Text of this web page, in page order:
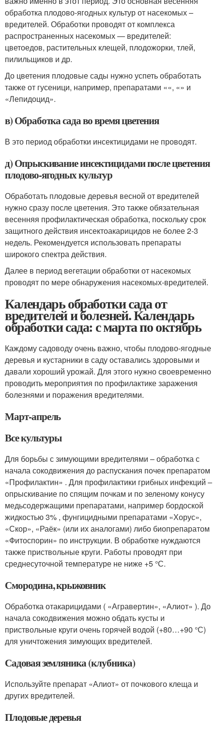
обработка плодово-ягодных культур от насекомых –
вредителей. Обработки проводят от комплекса
распространенных насекомых — вредителей:
цветоедов, растительных клещей, плодожорки, тлей,
пилильщиков и др.
До цветения плодовые сады нужно успеть обработать
также от гусеници, например, препаратами ««, «» и
«Лепидоцид».
в) Обработка сада во время цветения
В это период обработки инсектицидами не проводят.
д) Опрыскивание инсектицидами после цветения
плодово-ягодных культур
Обработать плодовые деревья весной от вредителей
нужно сразу после цветения. Это также обязательная
весенняя профилактическая обработка, поскольку срок
защитного действия инсектоакарицидов не более 2-3
недель. Рекомендуется использовать препараты
широкого спектра действия.
Далее в период вегетации обработки от насекомых
проводят по мере обнаружения насекомых-вредителей.
Календарь обработки сада от
вредителей и болезней. Календарь
обработки сада: с марта по октябрь
Каждому садоводу очень важно, чтобы плодово-ягодные
деревья и кустарники в саду оставались здоровыми и
давали хороший урожай. Для этого нужно своевременно
проводить мероприятия по профилактике заражения
болезнями и поражения вредителями.
Март-апрель
Все культуры
Для борьбы с зимую­щими вредителями – обработка с
нача­ла сокодвижения до распускания почек препаратом
«Профилактин» . Для профилактики грибных инфекций –
опрыскивание по спящим почкам и по зеленому конусу
медьсодержащими препаратами, например бордоской
жидкостью 3% , фунгицидными препаратами «Хорус»,
«Скор», «Раёк» (или их аналога­ми) либо биопрепаратом
«Фитоспорин» по инструкции. В обработке нуждаются
также приствольные круги. Работы про­водят при
среднесуточной температуре не ниже +5 °С.
Смородина, крыжовник
Обра­ботка отакарицида­ми ( «Агравертин», «Алиот» ). До
нача­ла сокодвижения можно обдать кусты и
приствольные круги очень горячей водой (+80…+90 °С)
для уничтожения зимующих вредителей.
Садовая земляника (клубника)
Используйте препарат «Алиот» от поч­кового клеща и
других вредителей.
Плодовые деревья